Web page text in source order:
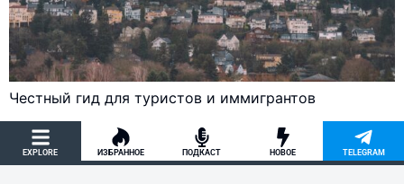
Честный гид для туристов и иммигрантов
EXPLORE ИЗБРАННОЕ ПОДКАСТ НОВОЕ TELEGRAM